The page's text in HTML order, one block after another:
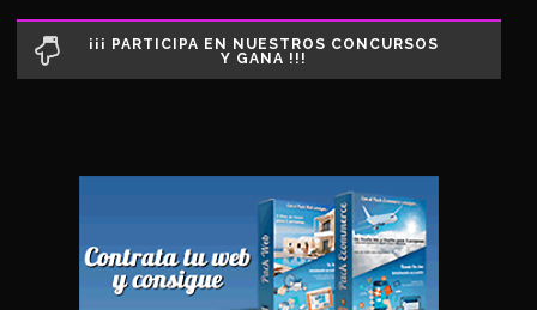
¡¡¡ PARTICIPA EN NUESTROS CONCURSOS
Y GANA !!!